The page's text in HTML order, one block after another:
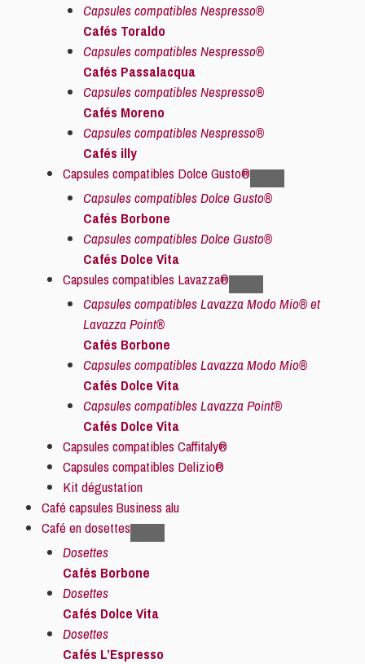
Capsules compatibles Nespresso®
Cafés Toraldo
Capsules compatibles Nespresso®
Cafés Passalacqua
Capsules compatibles Nespresso®
Cafés Moreno
Capsules compatibles Nespresso®
Cafés illy
Capsules compatibles Dolce Gusto®
Capsules compatibles Dolce Gusto®
Cafés Borbone
Capsules compatibles Dolce Gusto®
Cafés Dolce Vita
Capsules compatibles Lavazza®
Capsules compatibles Lavazza Modo Mio® et
Lavazza Point®
Cafés Borbone
Capsules compatibles Lavazza Modo Mio®
Cafés Dolce Vita
Capsules compatibles Lavazza Point®
Cafés Dolce Vita
Capsules compatibles Caffitaly®
Capsules compatibles Delizio®
Kit dégustation
Café capsules Business alu
Café en dosettes
Dosettes
Cafés Borbone
Dosettes
Cafés Dolce Vita
Dosettes
Cafés L’Espresso